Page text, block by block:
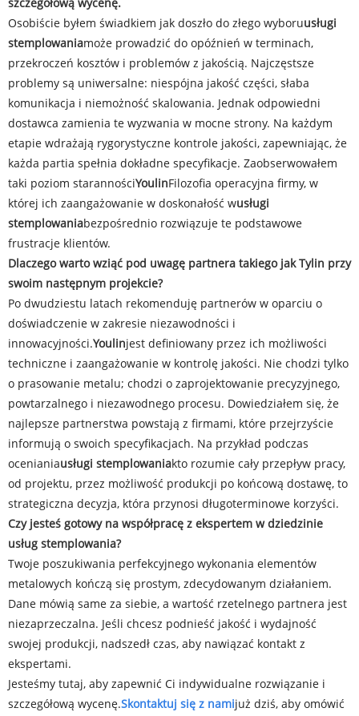
Osobiście byłem świadkiem jak doszło do złego wyboruusługi
stemplowaniamoże prowadzić do opóźnień w terminach,
przekroczeń kosztów i problemów z jakością. Najczęstsze
problemy są uniwersalne: niespójna jakość części, słaba
komunikacja i niemożność skalowania. Jednak odpowiedni
dostawca zamienia te wyzwania w mocne strony. Na każdym
etapie wdrażają rygorystyczne kontrole jakości, zapewniając, że
każda partia spełnia dokładne specyfikacje. Zaobserwowałem
taki poziom starannościYoulinFilozofia operacyjna firmy, w
której ich zaangażowanie w doskonałość wusługi
stemplowaniabezpośrednio rozwiązuje te podstawowe
frustracje klientów.
Dlaczego warto wziąć pod uwagę partnera takiego jak Tylin przy
swoim następnym projekcie?
Po dwudziestu latach rekomenduję partnerów w oparciu o
doświadczenie w zakresie niezawodności i
innowacyjności.Youlinjest definiowany przez ich możliwości
techniczne i zaangażowanie w kontrolę jakości. Nie chodzi tylko
o prasowanie metalu; chodzi o zaprojektowanie precyzyjnego,
powtarzalnego i niezawodnego procesu. Dowiedziałem się, że
najlepsze partnerstwa powstają z firmami, które przejrzyście
informują o swoich specyfikacjach. Na przykład podczas
ocenianiausługi stemplowaniakto rozumie cały przepływ pracy,
od projektu, przez możliwość produkcji po końcową dostawę, to
strategiczna decyzja, która przynosi długoterminowe korzyści.
Czy jesteś gotowy na współpracę z ekspertem w dziedzinie
usług stemplowania?
Twoje poszukiwania perfekcyjnego wykonania elementów
metalowych kończą się prostym, zdecydowanym działaniem.
Dane mówią same za siebie, a wartość rzetelnego partnera jest
niezaprzeczalna. Jeśli chcesz podnieść jakość i wydajność
swojej produkcji, nadszedł czas, aby nawiązać kontakt z
ekspertami.
Jesteśmy tutaj, aby zapewnić Ci indywidualne rozwiązanie i
szczegółową wycenę.Skontaktuj się z namijuż dziś, aby omówić